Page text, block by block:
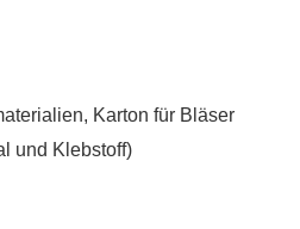
Karton für Bläser
und Klebstoff)